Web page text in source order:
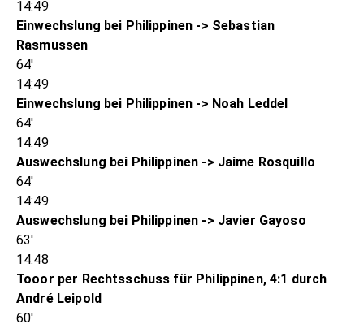
14:49
Einwechslung bei Philippinen -> Sebastian
Rasmussen
64'
14:49
Einwechslung bei Philippinen -> Noah Leddel
64'
14:49
Auswechslung bei Philippinen -> Jaime Rosquillo
64'
14:49
Auswechslung bei Philippinen -> Javier Gayoso
63'
14:48
Tooor per Rechtsschuss für Philippinen, 4:1 durch
André Leipold
60'